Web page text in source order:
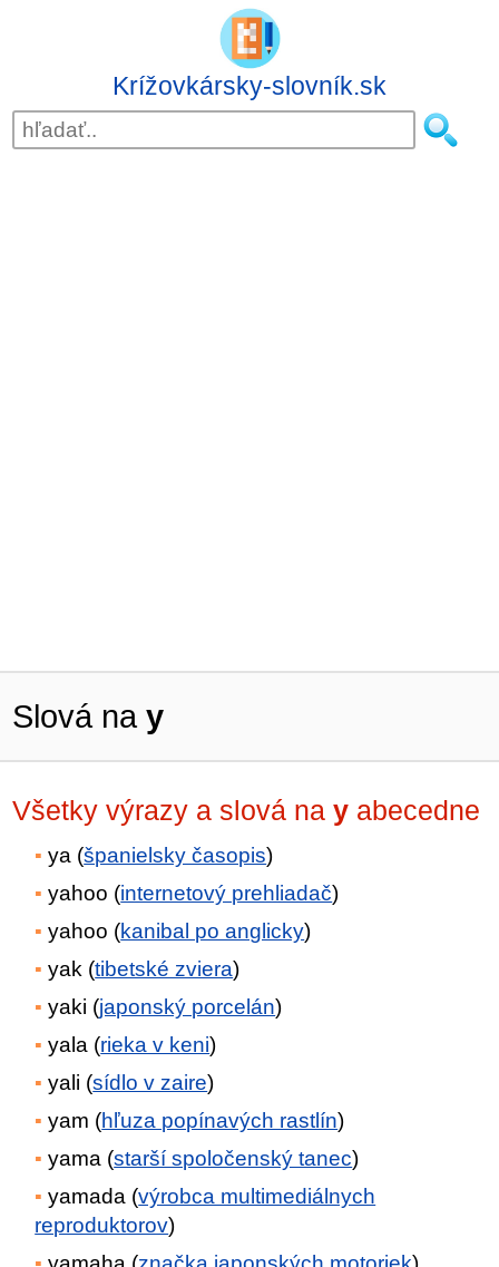
Krížovkársky-slovník.sk
Slová nay
Všetky výrazy a slová nay abecedne
ya (španielsky časopis)
yahoo (internetový prehliadač)
yahoo (kanibal po anglicky)
yak (tibetské zviera)
yaki (japonský porcelán)
yala (rieka v keni)
yali (sídlo v zaire)
yam (hľuza popínavých rastlín)
yama (starší spoločenský tanec)
yamada (výrobca multimediálnych
reproduktorov)